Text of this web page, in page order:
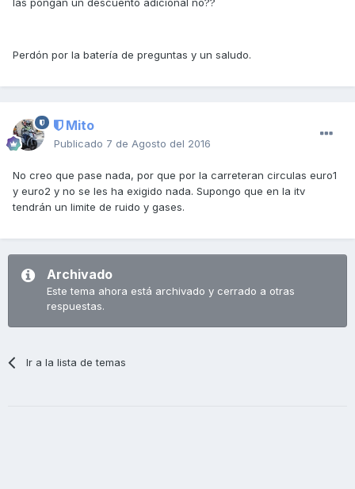
Perdón por la batería de preguntas y un saludo.
Mito
Publicado 7 de Agosto del 2016
No creo que pase nada, por que por la carreteran circulas euro1
y euro2 y no se les ha exigido nada. Supongo que en la itv
tendrán un limite de ruido y gases.
Archivado
Este tema ahora está archivado y cerrado a otras
respuestas.
Ir a la lista de temas